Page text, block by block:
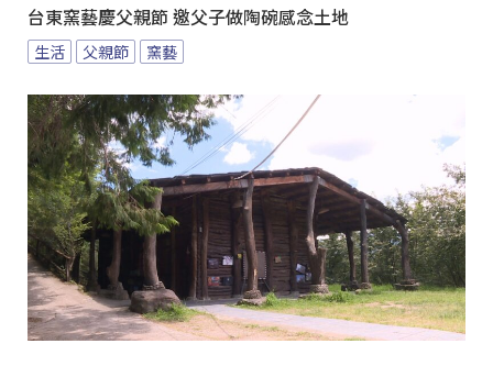
台東窯藝慶父親節 邀父子做陶碗感念土地
生活 父親節 窯藝